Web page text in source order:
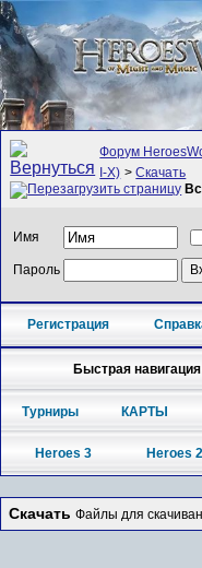
Форум
I-X) >Скачать
Имя
Пароль
Регистрация
Быстрая
Турниры КАРТЫ
Heroes 3 Heroes 2
Скачать Файлы для